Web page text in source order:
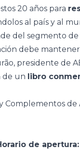
20 años para
al país y al
del segmento
debe
presidente de
de un libro
de apertura: